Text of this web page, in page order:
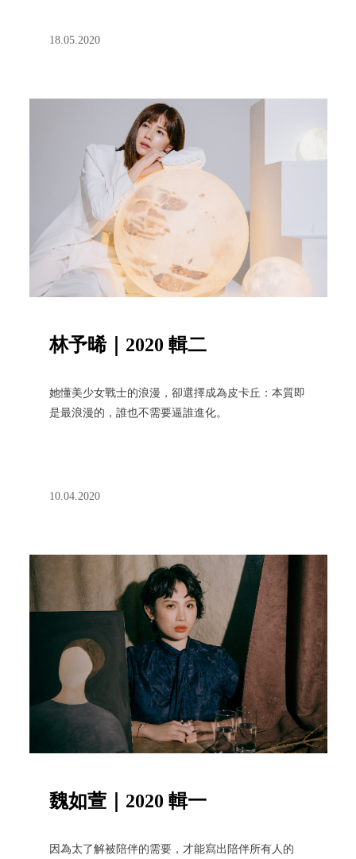
18.05.2020
林予晞｜2020 輯二
她懂美少女戰士的浪漫，卻選擇成為皮卡丘：本質即
是最浪漫的，誰也不需要逼誰進化。
10.04.2020
魏如萱｜2020 輯一
因為太了解被陪伴的需要，才能寫出陪伴所有人的